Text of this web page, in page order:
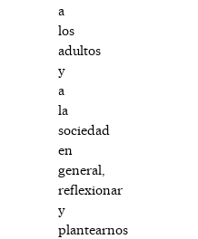
a
los
adultos
y
a
la
sociedad
en
general,
reflexionar
y
plantearnos